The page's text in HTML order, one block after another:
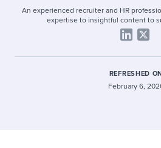
An experienced recruiter and HR
expertise to insightful content to
REFRESHED
February 6,